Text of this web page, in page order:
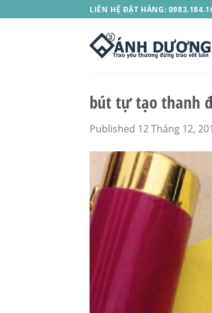
to
LIÊN HỆ ĐẶT HÀNG:
bút tự tạo thanh
Published 12 Tháng 12,